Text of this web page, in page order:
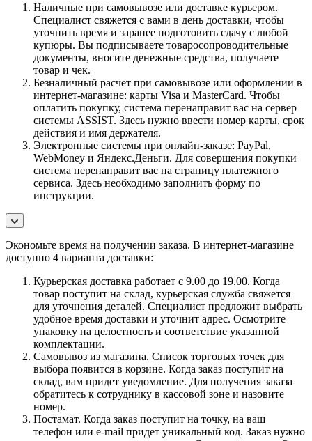
Наличные при самовывозе или доставке курьером.
Специалист свяжется с вами в день доставки, чтобы
уточнить время и заранее подготовить сдачу с любой
купюры. Вы подписываете товаросопроводительные
документы, вносите денежные средства, получаете
товар и чек.
Безналичный расчет при самовывозе или оформлении в
интернет-магазине: карты Visa и MasterCard. Чтобы
оплатить покупку, система перенаправит вас на сервер
системы ASSIST. Здесь нужно ввести номер карты, срок
действия и имя держателя.
Электронные системы при онлайн-заказе: PayPal,
WebMoney и Яндекс.Деньги. Для совершения покупки
система перенаправит вас на страницу платежного
сервиса. Здесь необходимо заполнить форму по
инструкции.
Экономьте время на получении заказа. В интернет-магазине
доступно 4 варианта доставки:
Курьерская доставка работает с 9.00 до 19.00. Когда
товар поступит на склад, курьерская служба свяжется
для уточнения деталей. Специалист предложит выбрать
удобное время доставки и уточнит адрес. Осмотрите
упаковку на целостность и соответствие указанной
комплектации.
Самовывоз из магазина. Список торговых точек для
выбора появится в корзине. Когда заказ поступит на
склад, вам придет уведомление. Для получения заказа
обратитесь к сотруднику в кассовой зоне и назовите
номер.
Постамат. Когда заказ поступит на точку, на ваш
телефон или e-mail придет уникальный код. Заказ нужно